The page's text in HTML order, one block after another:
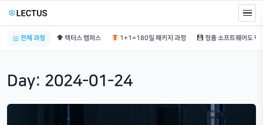
전체 과정 렉터스 캠퍼스 1+1=180일 패키지 과정
Day:2024-01-24